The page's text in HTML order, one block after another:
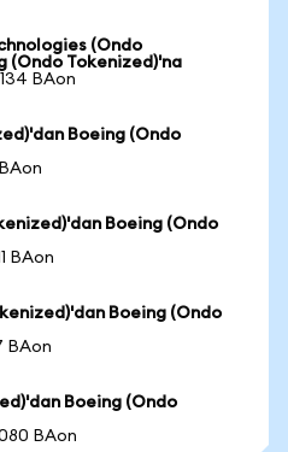
(Ondo
(Ondo Tokenized)'na
BAon
Boeing (Ondo
Boeing (Ondo
BAon
Boeing (Ondo
BAon
Boeing (Ondo
BAon